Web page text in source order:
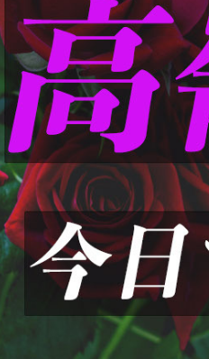
2024年7月20日
この夏、恋を発展させる方
法